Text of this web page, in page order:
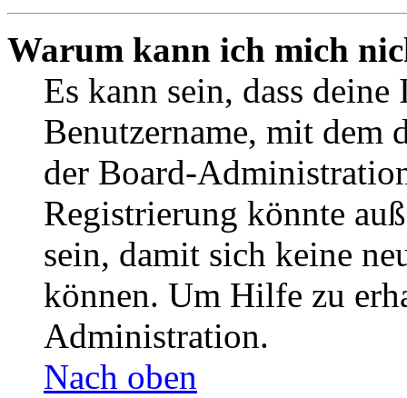
Warum kann ich mich
Es kann sein, dass
Benutzername, mit dem
der Board-
Registrierung könnte
sein, damit sich keine
können. Um Hilfe zu
Administration.
Nach oben